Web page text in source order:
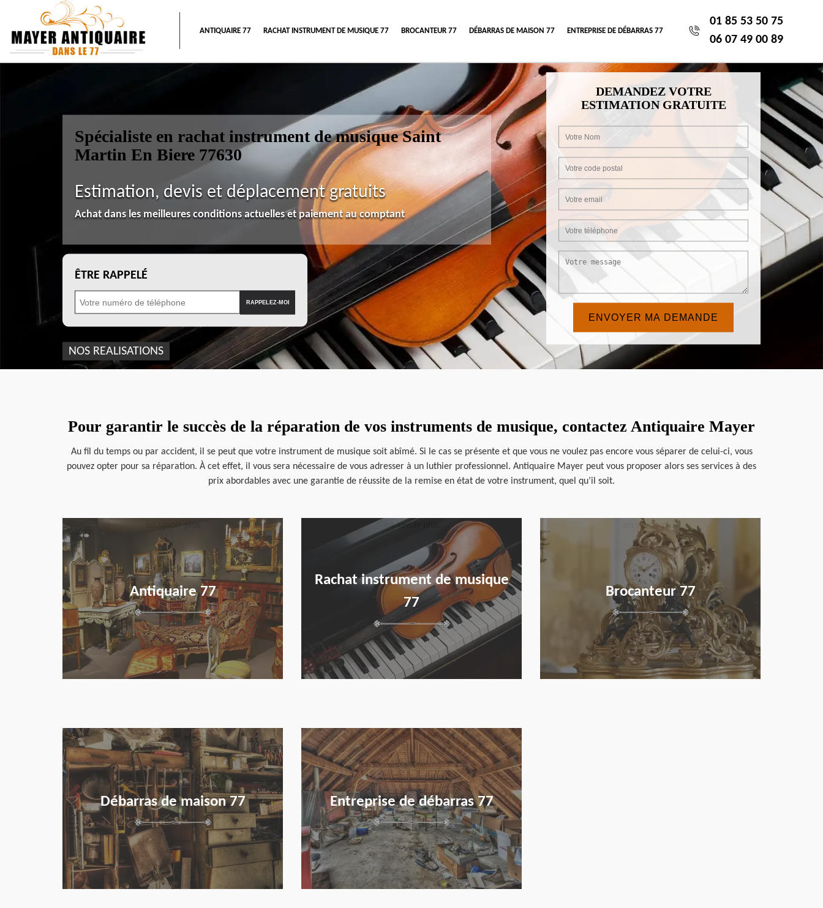
ANTIQUAIRE 77 RACHAT INSTRUMENT DE MUSIQUE 77 BROCANTEUR 77 DÉBARRAS DE MAISON 77 ENTREPRISE DE DÉBARRAS 77
01 85 53 50 75
06 07 49 00 89
Spécialiste en rachat instrument de musique Saint
Martin En Biere 77630
Estimation, devis et déplacement gratuits
Achat dans les meilleures conditions actuelles et paiement au comptant
ÊTRE RAPPELÉ
NOS REALISATIONS
DEMANDEZ VOTRE
ESTIMATION GRATUITE
Pour garantir le succès de la réparation de vos instruments de musique, contactez Antiquaire Mayer
Au fil du temps ou par accident, il se peut que votre instrument de musique soit abîmé. Si le cas se présente et que vous ne voulez pas encore vous séparer de celui-ci, vous
pouvez opter pour sa réparation. À cet effet, il vous sera nécessaire de vous adresser à un luthier professionnel. Antiquaire Mayer peut vous proposer alors ses services à des
prix abordables avec une garantie de réussite de la remise en état de votre instrument, quel qu’il soit.
Antiquaire 77
Rachat instrument de musique
77
en savoir plus
Brocanteur 77
en savoir plus
Débarras de maison 77
en savoir plus
Entreprise de débarras 77
en savoir plus